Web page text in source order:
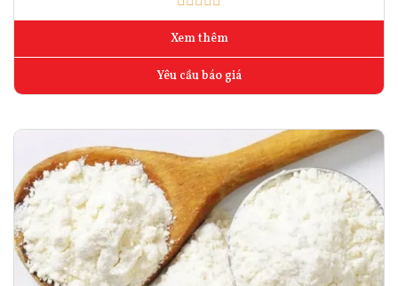
Xem thêm
Yêu cầu báo giá